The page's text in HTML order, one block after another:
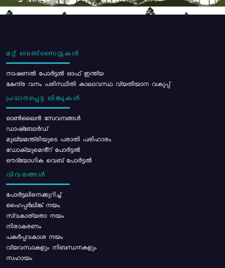
മറ്റ് വെബ്സൈറ്റുകൾ
നാഷണൽ പോർട്ടൽ ഓഫ് ഇന്ത്യ
കേന്ദ്ര വനം പരിസ്ഥിതി കാലാവസ്ഥ വ്യതിയാന വകുപ്പ്
പ്രധാനപ്പെട്ട ലിങ്കുകൾ
ഓൺലൈൻ സേവനങ്ങൾ
ഡാഷ്ബോർഡ്
മുഖ്യമന്ത്രിയുടെ പരാതി പരിഹാരം
ഡോക്യുമെൻ്റ് പോർട്ടൽ
ഔദ്യോഗിക വെബ് പോർട്ടൽ
വിവരങ്ങൾ
പോര്‍ട്ടലിനെക്കുറിച്ച്
ഹൈപ്പർലിങ്ക് നയം
സ്വകാര്യതാ നയം
നിരാകരണം
പകർപ്പവകാശ നയം
വ്യവസ്ഥകളും നിബന്ധനകളും
സഹായം